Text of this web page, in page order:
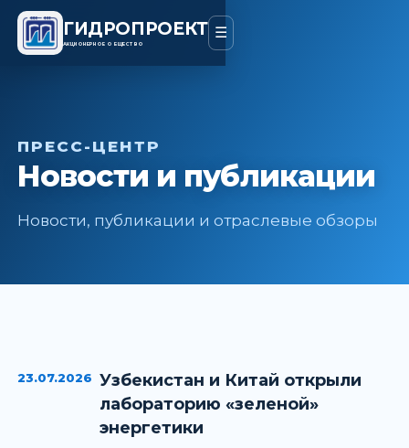
ГИДРОПРОЕКТ
АКЦИОНЕРНОЕ ОБЩЕСТВО
☰
ПРЕСС-ЦЕНТР
Новости и публикации
Новости, публикации и отраслевые обзоры
23.07.2026 Узбекистан и Китай открыли
лабораторию «зеленой»
энергетики